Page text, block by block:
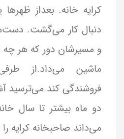
کرایه خانه. بعداز
دنبال کار می‌گشت.
و مسیرشان دور که هر چه
ماشین می‌داد.از
فروشندگی کند می‌ترسید
دو ماه بیشتر تا سال
می‌داند صاحبخانه کرایه را